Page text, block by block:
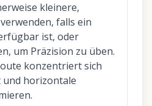
kleinere,
falls ein
ist, oder
um Präzision zu üben.
konzentriert sich
und horizontale